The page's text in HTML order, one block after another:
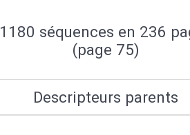
1180 séquences en 236
(page 75)
Descripteurs parents